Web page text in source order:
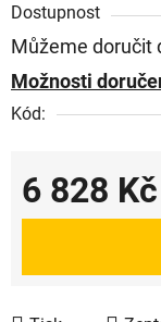
Dostupnost
Můžeme doručit
Možnosti
Kód:
6 828 Kč
Měrná cena: